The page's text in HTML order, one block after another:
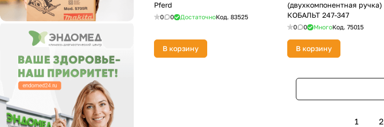
Pferd
0 0 ДостаточноКод. 83525
В корзину
(двухкомпонентная ручка)
КОБАЛЬТ 247-347
0 0 МногоКод. 75015
В корзину
1 2